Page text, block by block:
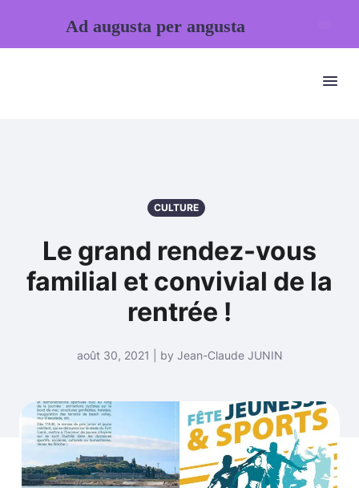
CULTURE
Le grand rendez-vous
familial et convivial de la
rentrée !
août 30, 2021 | by Jean-Claude JUNIN
Ad augusta per angusta